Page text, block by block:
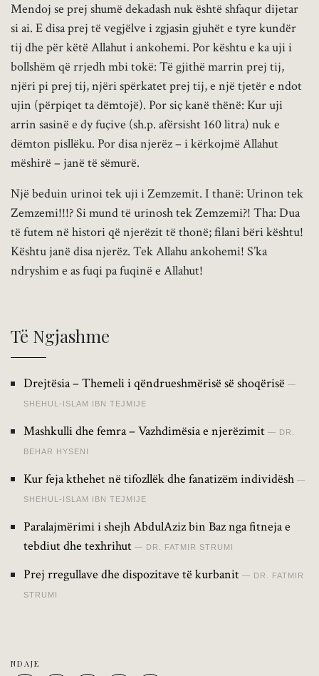
Mendoj se prej shumë dekadash nuk është shfaqur dijetar
si ai. E disa prej të vegjëlve i zgjasin gjuhët e tyre kundër
tij dhe për këtë Allahut i ankohemi. Por kështu e ka uji i
bollshëm që rrjedh mbi tokë: Të gjithë marrin prej tij,
njëri pi prej tij, njëri spërkatet prej tij, e një tjetër e ndot
ujin (përpiqet ta dëmtojë). Por siç kanë thënë: Kur uji
arrin sasinë e dy fuçive (sh.p. afërsisht 160 litra) nuk e
dëmton pisllëku. Por disa njerëz – i kërkojmë Allahut
mëshirë – janë të sëmurë.
Një beduin urinoi tek uji i Zemzemit. I thanë: Urinon tek
Zemzemi!!!? Si mund të urinosh tek Zemzemi?! Tha: Dua
të futem në histori që njerëzit të thonë; filani bëri kështu!
Kështu janë disa njerëz. Tek Allahu ankohemi! S’ka
ndryshim e as fuqi pa fuqinë e Allahut!
Të Ngjashme
Drejtësia – Themeli i qëndrueshmërisë së shoqërisë
SHEHUL-ISLAM IBN TEJMIJE
Mashkulli dhe femra – Vazhdimësia e njerëzimit DR.
BEHAR HYSENI
Kur feja kthehet në tifozllëk dhe fanatizëm individësh
SHEHUL-ISLAM IBN TEJMIJE
Paralajmërimi i shejh AbdulAziz bin Baz nga fitneja e
tebdiut dhe texhrihut
DR. FATMIR STRUMI
Prej rregullave dhe dispozitave të kurbanit DR. FATMIR
STRUMI
NDAJE